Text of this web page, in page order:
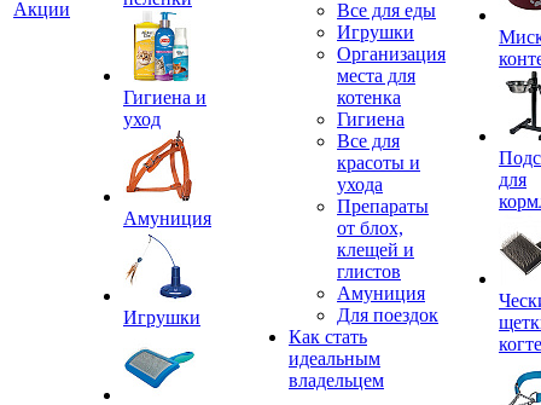
Акции
Гигиена и
уход
Амуниция
Игрушки
Все для еды
Игрушки
Организация
места для
котенка
Гигиена
Все для
красоты и
ухода
Препараты
от блох,
клещей и
глистов
Амуниция
Для поездок
Как стать
идеальным
владельцем
для